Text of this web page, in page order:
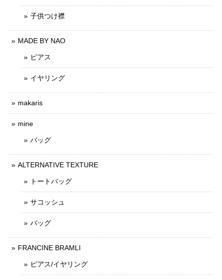
子供つけ襟
MADE BY NAO
ピアス
イヤリング
makaris
mine
バッグ
ALTERNATIVE TEXTURE
トートバッグ
サコッシュ
バッグ
FRANCINE BRAMLI
ピアス/イヤリング